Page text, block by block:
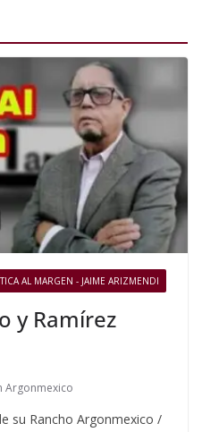
AL MARGEN - JAIME ARIZMENDI
y Ramírez
Argonmexico
su Rancho Argonmexico /